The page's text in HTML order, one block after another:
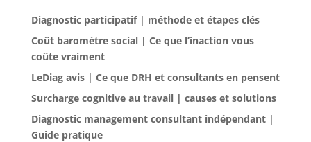
Diagnostic participatif | méthode et étapes clés
Coût baromètre social | Ce que l’inaction vous
coûte vraiment
LeDiag avis | Ce que DRH et consultants en pensent
Surcharge cognitive au travail | causes et solutions
Diagnostic management consultant indépendant |
Guide pratique